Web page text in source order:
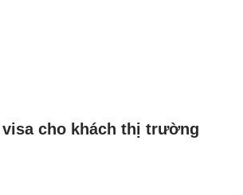
cho khách thị trường